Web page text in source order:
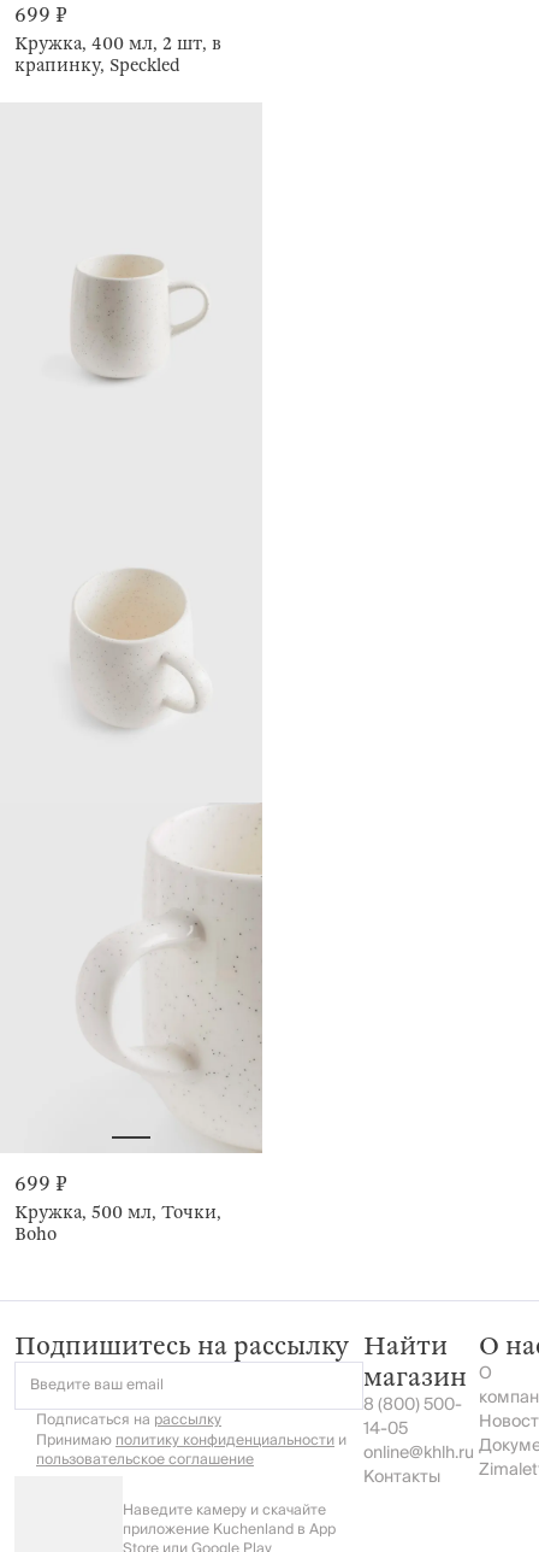
699 ₽
Кружка, 400 мл, 2 шт, в
крапинку, Speckled
699 ₽
Кружка, 500 мл, Точки,
Boho
Подпишитесь на рассылку
Введите ваш email
Подписаться на рассылку
Принимаюполитику конфиденциальностии
пользовательское соглашение
Наведите камеру и скачайте
приложение Kuchenland в App
Найти
магазин
8 (800) 500-
14-05
online@khlh.ru
Контакты
О
О